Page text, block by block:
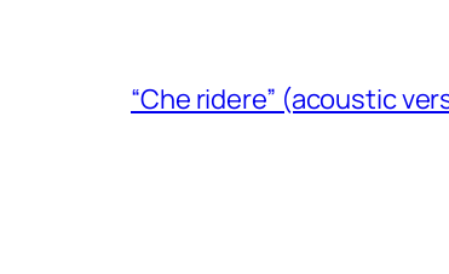
“Che ridere” (acoustic